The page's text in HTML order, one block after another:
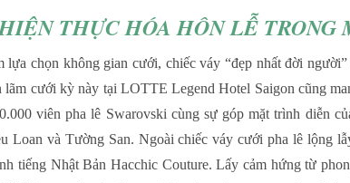
THỰCHÓA HÔN LỄ TRONG
lựa chọn không gian cưới, chiếc váy “đẹp nhất đời
cưới kỳ này tại LOTTE Legend Hotel Saigon cũng
viên pha lê Swarovski cùng sự góp mặt trình diễn
Loan và Tường San. Ngoài chiếc váy cưới pha lê lộng
tiếng Nhật Bản Hacchic Couture. Lấy cảm hứng từ